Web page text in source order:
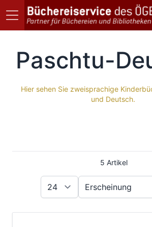
Paschtu-
Hier sehen Sie zweisprachige
und Deutsch.
5 Artikel